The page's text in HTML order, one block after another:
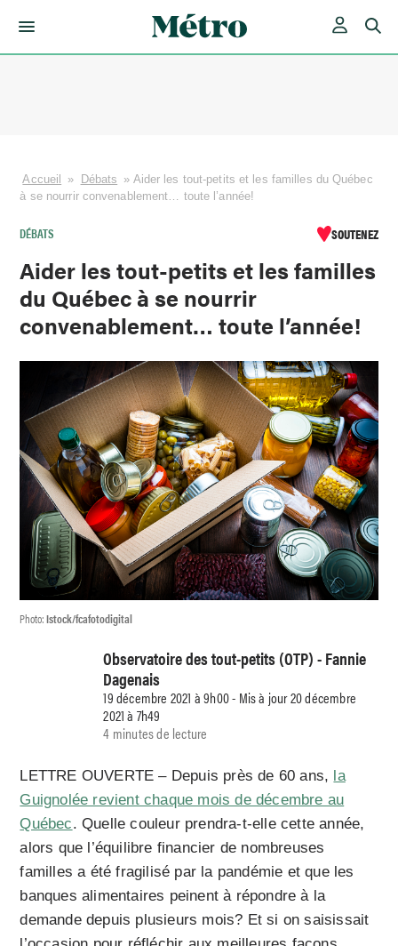
Accueil » Débats » Aider les tout-petits et les familles du Québec
à se nourrir convenablement… toute l’année!
DÉBATS SOUTENEZ
Aider les tout-petits et les familles
du Québec à se nourrir
convenablement… toute l’année!
Photo:Istock/fcafotodigital
Observatoire des tout-petits (OTP) - Fannie
Dagenais
19 décembre 2021 à 9h00 - Mis à jour 20 décembre
2021 à 7h49
4 minutes de lecture
LETTRE OUVERTE – Depuis près de 60 ans, la
Guignolée revient chaque mois de décembre au
Québec. Quelle couleur prendra-t-elle cette année,
alors que l’équilibre financier de nombreuses
familles a été fragilisé par la pandémie et que les
banques alimentaires peinent à répondre à la
demande depuis plusieurs mois? Et si on saisissait